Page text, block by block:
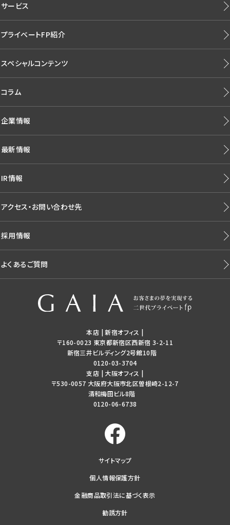
サービス
プライベートFP紹介
スペシャルコンテンツ
コラム
企業情報
最新情報
IR情報
アクセス・お問い合わせ先
採用情報
よくあるご質問
本店 | 新宿オフィス |
〒160-0023 東京都新宿区西新宿 3-2-11
新宿三井ビルディング2号館10階
0120-03-3704
支店 | 大阪オフィス |
〒530-0057 大阪府大阪市北区曽根崎2-12-7
清和梅田ビル8階
0120-06-6738
サイトマップ
個人情報保護方針
金融商品取引法に基づく表示
勧誘方針